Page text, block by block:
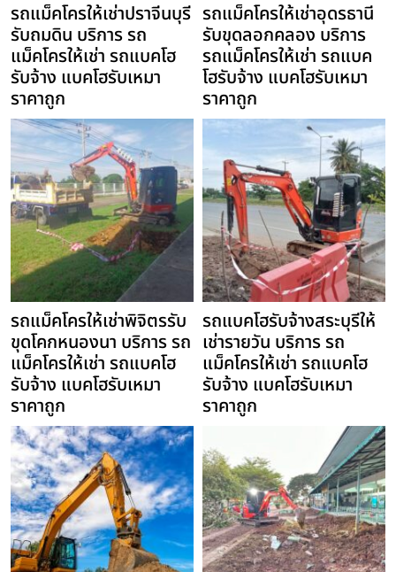
รถแม็คโครให้เช่าปราจีนบุรี
รับถมดิน บริการ รถ
แม็คโครให้เช่า รถแบคโฮ
รับจ้าง แบคโฮรับเหมา
ราคาถูก
รถแม็คโครให้เช่าอุดรธานี
รับขุดลอกคลอง บริการ
รถแม็คโครให้เช่า รถแบค
โฮรับจ้าง แบคโฮรับเหมา
ราคาถูก
รถแม็คโครให้เช่าพิจิตรรับ
ขุดโคกหนองนา บริการ รถ
แม็คโครให้เช่า รถแบคโฮ
รับจ้าง แบคโฮรับเหมา
ราคาถูก
รถแบคโฮรับจ้างสระบุรีให้
เช่ารายวัน บริการ รถ
แม็คโครให้เช่า รถแบคโฮ
รับจ้าง แบคโฮรับเหมา
ราคาถูก